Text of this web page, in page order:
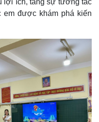
trường
vàng
dùng
Tỷ giá
khoán
cà phê
lợi ích, tăng sự tương tác
em được khám phá kiến